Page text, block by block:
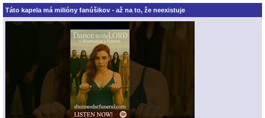
Táto kapela má milióny fanúšikov - až na to, že neexistuje